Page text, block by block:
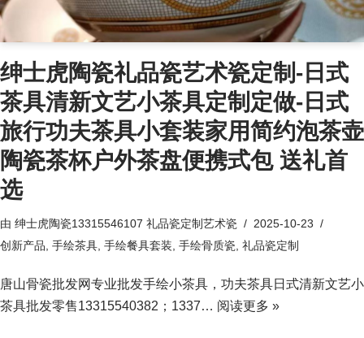
绅士虎陶瓷礼品瓷艺术瓷定制-日式
茶具清新文艺小茶具定制定做-日式
旅行功夫茶具小套装家用简约泡茶壶
陶瓷茶杯户外茶盘便携式包 送礼首
选
由 绅士虎陶瓷13315546107 礼品瓷定制艺术瓷
2025-10-23
创新产品 手绘茶具 手绘餐具套装 手绘骨质瓷 礼品瓷定制
唐山骨瓷批发网专业批发手绘小茶具，功夫茶具日式清新文艺小
茶具批发零售13315540382；1337… 阅读更多 »